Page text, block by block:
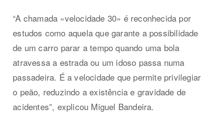
“A chamada «velocidade 30» é reconhecida por
estudos como aquela que garante a possibilidade
de um carro parar a tempo quando uma bola
atravessa a estrada ou um idoso passa numa
passadeira. É a velocidade que permite privilegiar
o peão, reduzindo a existência e gravidade de
acidentes”, explicou Miguel Bandeira.